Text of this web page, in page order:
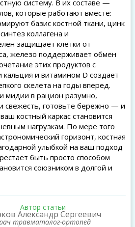
систему. В их составе —
которые работают вместе:
базис костной ткани, цинк
коллагена и
защищает клетки от
железо поддерживает обмен
этих продуктов с
кальция и витамином D создаёт
скелета на годы вперед.
мидии в рацион разумно,
свежесть, готовьте бережно — и
костный каркас становится
нагрузкам. По мере того
горизонт, костная
улыбкой на ваш подход
быть просто способом
союзником в долгой и
Автор статьи
Александр Сергеевич
травматолог-ортопед